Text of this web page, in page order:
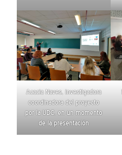
Acacia Naves, investigadora
coordinadora del proyecto
por la UDC, en un momento
de la presentación